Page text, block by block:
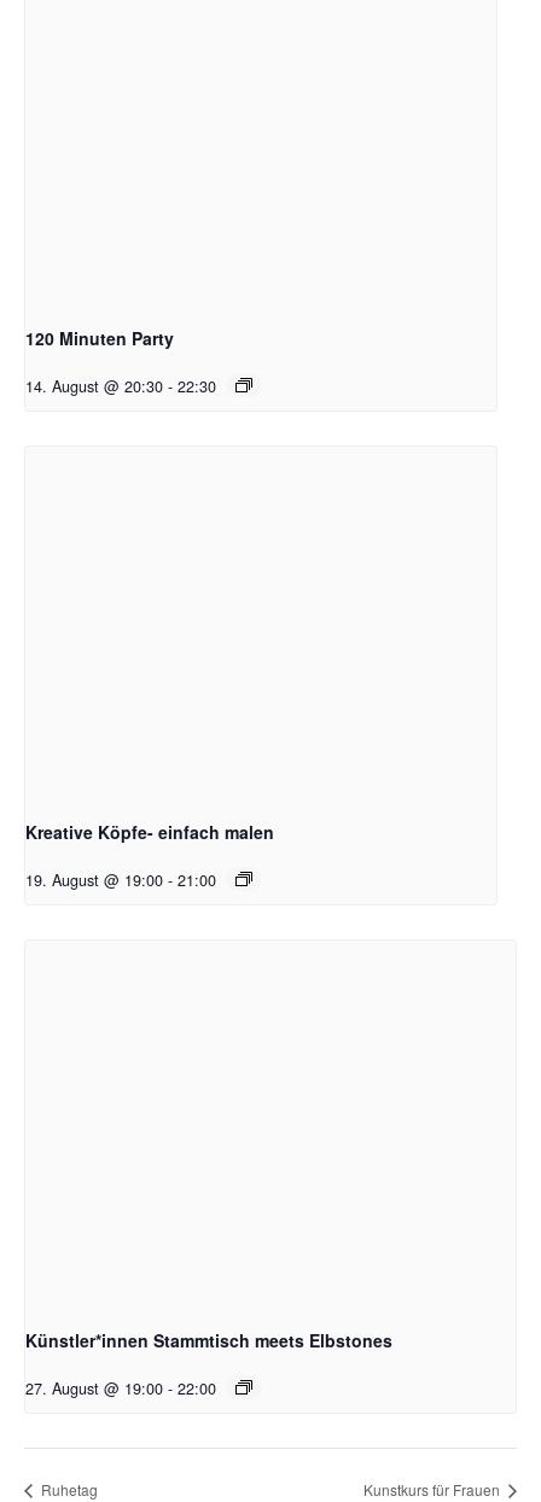
120 Minuten Party
14. August @ 20:30 - 22:30
Kreative Köpfe- einfach malen
19. August @ 19:00 - 21:00
Künstler*innen Stammtisch meets Elbstones
27. August @ 19:00 - 22:00
Ruhetag Kunstkurs für Frauen